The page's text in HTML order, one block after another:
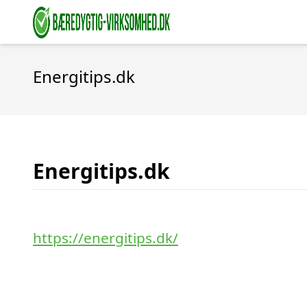
Energitips.dk
Energitips.dk
https://energitips.dk/